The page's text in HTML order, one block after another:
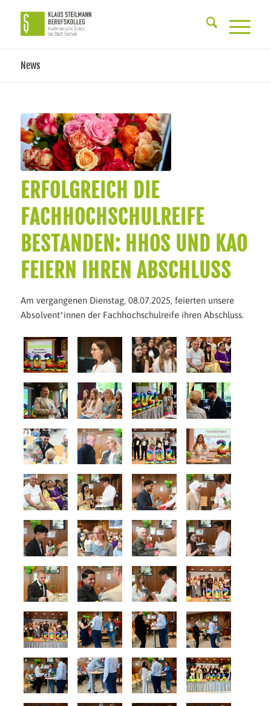
News
ERFOLGREICH DIE
FACHHOCHSCHULREIFE
BESTANDEN: HHOS UND KAO
FEIERN IHREN ABSCHLUSS
Am vergangenen Dienstag, 08.07.2025, feierten unsere
Absolvent*innen der Fachhochschulreife ihren Abschluss.